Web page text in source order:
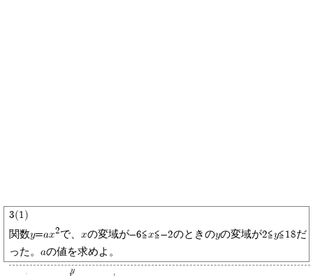
3(1)
関数y=ax2で、xの変域が-6≦x≦-2のときのyの変域が2≦y≦18だ
った。aの値を求めよ。
y